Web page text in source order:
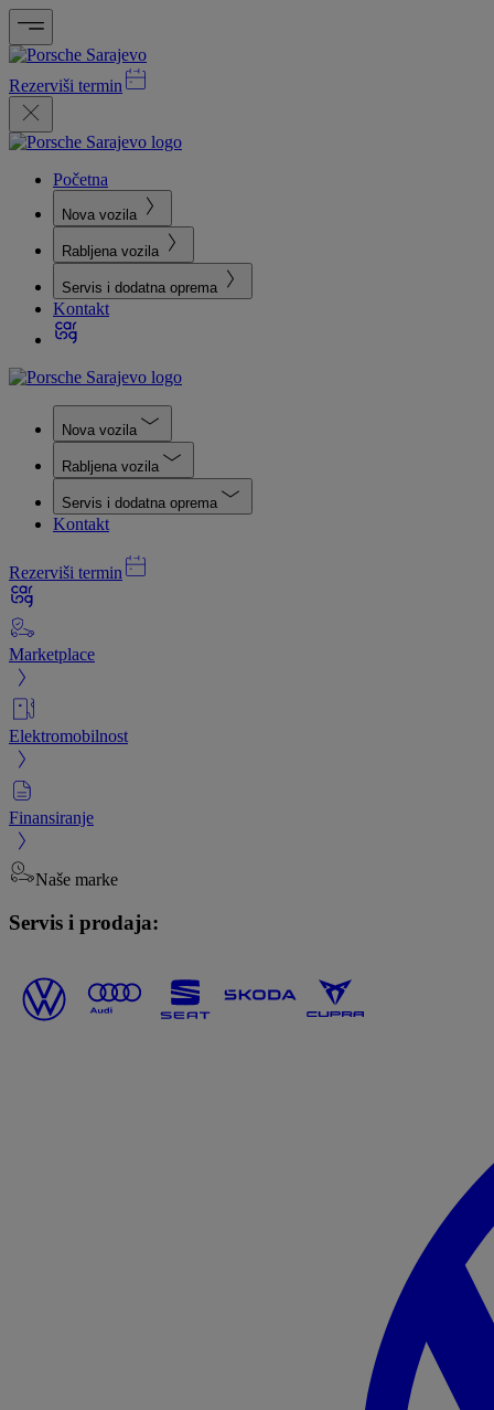
Rezerviši termin
Početna
Nova vozila
Rabljena vozila
Servis i dodatna oprema
Kontakt
Nova vozila
Rabljena vozila
Servis i dodatna oprema
Kontakt
Rezerviši termin
Marketplace
Elektromobilnost
Finansiranje
Naše marke
Servis i prodaja: